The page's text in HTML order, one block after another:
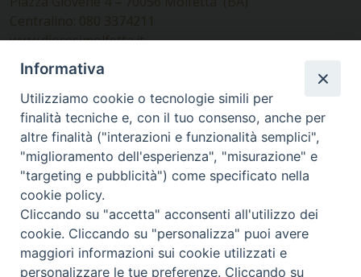
www.diocesimolfetta.it –
diocesimolfetta@pec.chiesacattolica.it
Ufficio Comunicazioni sociali
Piazza Giovene 4 – 70056 Molfetta (BA)
comunicazionisociali@diocesimolfetta.it
SEGUICI SU
Facebook
Instagram
X YouTube
Feed
Informativa
Utilizziamo cookie o tecnologie simili per
finalità tecniche e, con il tuo consenso, anche per
altre finalità ("interazioni e funzionalità semplici",
"miglioramento dell'esperienza", "misurazione" e
"targeting e pubblicità") come specificato nella
cookie policy.
Cliccando su "accetta" acconsenti all'utilizzo dei
cookie. Cliccando su "personalizza" puoi avere
maggiori informazioni sui cookie utilizzati e
personalizzare le tue preferenze. Cliccando su